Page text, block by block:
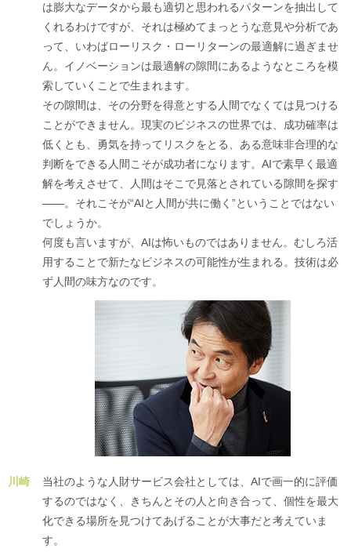
は膨大なデータから最も適切と思われるパターンを抽出して
くれるわけですが、それは極めてまっとうな意見や分析であ
って、いわばローリスク・ローリターンの最適解に過ぎませ
ん。イノベーションは最適解の隙間にあるようなところを模
索していくことで生まれます。
その隙間は、その分野を得意とする人間でなくては見つける
ことができません。現実のビジネスの世界では、成功確率は
低くとも、勇気を持ってリスクをとる、ある意味非合理的な
判断をできる人間こそが成功者になります。AIで素早く最適
解を考えさせて、人間はそこで見落とされている隙間を探す
――。それこそが“AIと人間が共に働く”ということではない
でしょうか。
何度も言いますが、AIは怖いものではありません。むしろ活
用することで新たなビジネスの可能性が生まれる。技術は必
ず人間の味方なのです。
川崎
当社のような人財サービス会社としては、AIで画一的に評価
するのではなく、きちんとその人と向き合って、個性を最大
化できる場所を見つけてあげることが大事だと考えていま
す。